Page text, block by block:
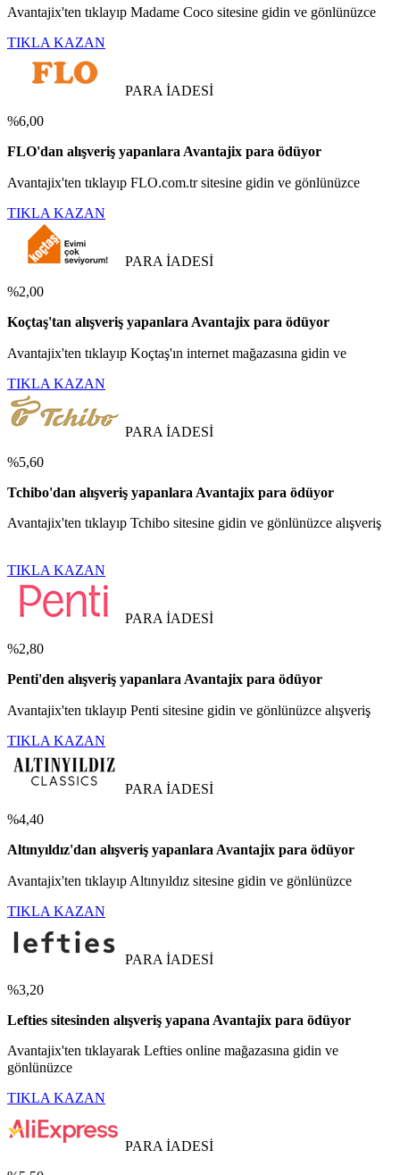
Avantajix'ten tıklayıp Madame Coco sitesine gidin ve gönlünüzce
TIKLA KAZAN
PARA İADESİ
%6,00
FLO'dan alışveriş yapanlara Avantajix para ödüyor
Avantajix'ten tıklayıp FLO.com.tr sitesine gidin ve gönlünüzce
TIKLA KAZAN
PARA İADESİ
%2,00
Koçtaş'tan alışveriş yapanlara Avantajix para ödüyor
Avantajix'ten tıklayıp Koçtaş'ın internet mağazasına gidin ve
TIKLA KAZAN
PARA İADESİ
%5,60
Tchibo'dan alışveriş yapanlara Avantajix para ödüyor
Avantajix'ten tıklayıp Tchibo sitesine gidin ve gönlünüzce alışveriş
TIKLA KAZAN
PARA İADESİ
%2,80
Penti'den alışveriş yapanlara Avantajix para ödüyor
Avantajix'ten tıklayıp Penti sitesine gidin ve gönlünüzce alışveriş
TIKLA KAZAN
PARA İADESİ
%4,40
Altınyıldız'dan alışveriş yapanlara Avantajix para ödüyor
Avantajix'ten tıklayıp Altınyıldız sitesine gidin ve gönlünüzce
TIKLA KAZAN
PARA İADESİ
%3,20
Lefties sitesinden alışveriş yapana Avantajix para ödüyor
Avantajix'ten tıklayarak Lefties online mağazasına gidin ve
gönlünüzce
TIKLA KAZAN
PARA İADESİ